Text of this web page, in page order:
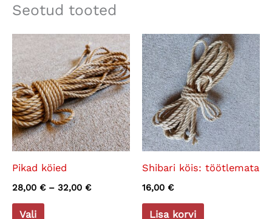
Seotud tooted
Pikad köied
28,00 € – 32,00 €Price
Vali
This
Shibari köis: töötlemata
16,00 €
Lisa korvi